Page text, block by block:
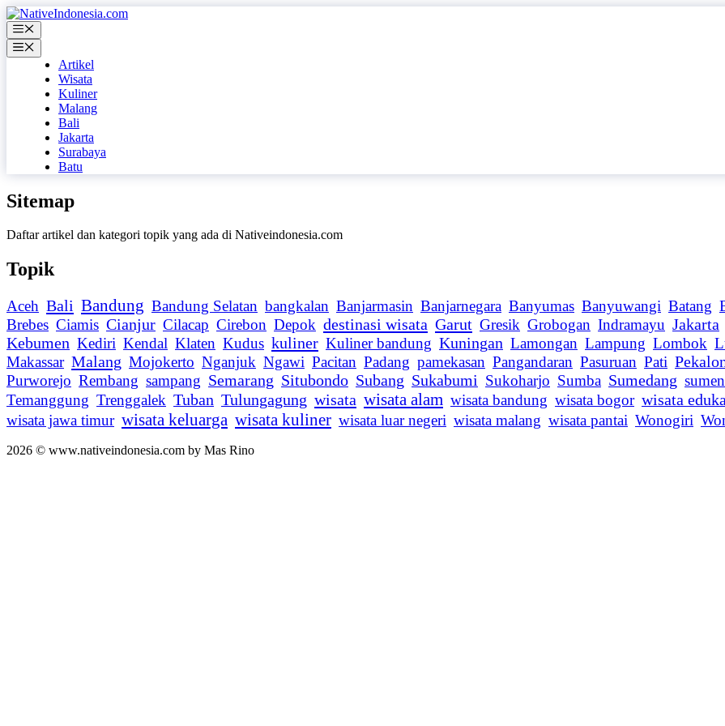
Langsung
ke
isi
Menu
Menu
Artikel
Wisata
Kuliner
Malang
Bali
Jakarta
Surabaya
Batu
Sitemap
Daftar artikel dan kategori topik yang ada di Nativeindonesia.com
Topik
Aceh Bali Bandung Bandung Selatan bangkalan Banjarmasin Banjarnegara Banyumas Banyuwangi Batang
Brebes Ciamis Cianjur Cilacap Cirebon Depok destinasi wisata Garut Gresik Grobogan Indramayu Jakarta
Kebumen Kediri Kendal Klaten Kudus kuliner Kuliner bandung Kuningan Lamongan Lampung Lombok
Makassar Malang Mojokerto Nganjuk Ngawi Pacitan Padang pamekasan Pangandaran Pasuruan Pati
Purworejo Rembang sampang Semarang Situbondo Subang Sukabumi Sukoharjo Sumba Sumedang
Temanggung Trenggalek Tuban Tulungagung wisata wisata alam wisata bandung wisata bogor wisata
wisata jawa timur wisata keluarga wisata kuliner wisata luar negeri wisata malang wisata pantai Wonogiri
2026 © www.nativeindonesia.com by Mas Rino